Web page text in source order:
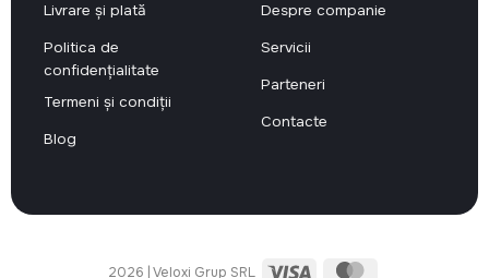
Livrare și plată
Politica de
confidențialitate
Termeni și condiții
Blog
Despre companie
Servicii
Parteneri
Contacte
2026 | Veloxi Grup SRL Visa